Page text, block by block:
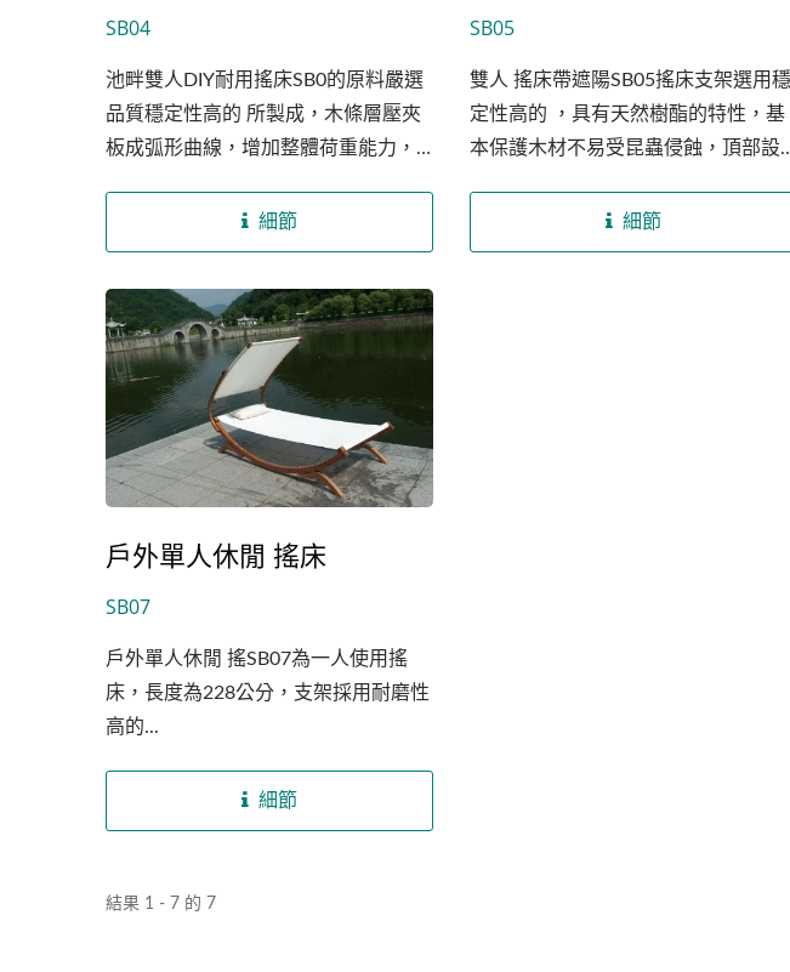
SB04
池畔雙人DIY耐用搖床SB0的原料嚴選
品質穩定性高的 所製成，木條層壓夾
板成弧形曲線，增加整體荷重能力，
合放置於公園池畔或渡假村造景，布
料採用聚酯纖維混和棉布，纖維堅韌
更換，搖床整體結構需自行DIY組裝，
操作簡易均附上使用說明書。
細節
SB05
雙人 搖床帶遮陽SB05搖床支架選用穩
定性高的 ，具有天然樹酯的特性，基
本保護木材不易受昆蟲侵蝕，頂部設
直射眼睛，底座有四條L形的支撐木
角，穩定堅固整個搖床，賀重量為
細節
戶外單人休閒 搖床
SB07
戶外單人休閒 搖SB07為一人使用搖
床，長度為228公分，支架採用耐磨性
高的...
細節
結果 1 - 7 的 7